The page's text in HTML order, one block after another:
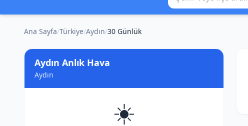
Ana Sayfa/Türkiye/Aydın/30 Günlük
Aydın Anlık Hava
Aydın
☀️